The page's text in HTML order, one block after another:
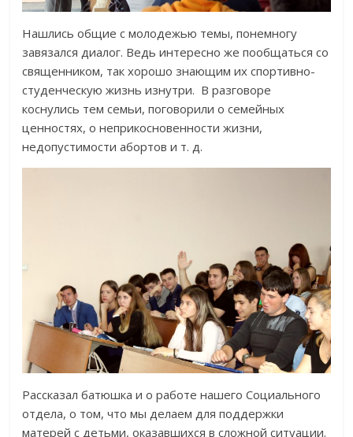
Нашлись общие с молодежью темы, понемногу
завязался диалог. Ведь интересно же пообщаться со
священником, так хорошо знающим их спортивно-
студенческую жизнь изнутри. В разговоре
коснулись тем семьи, поговорили о семейных
ценностях, о неприкосновенности жизни,
недопустимости абортов и т. д.
Рассказал батюшка и о работе нашего Социального
отдела, о том, что мы делаем для поддержки
матерей с детьми, оказавшихся в сложной ситуации.